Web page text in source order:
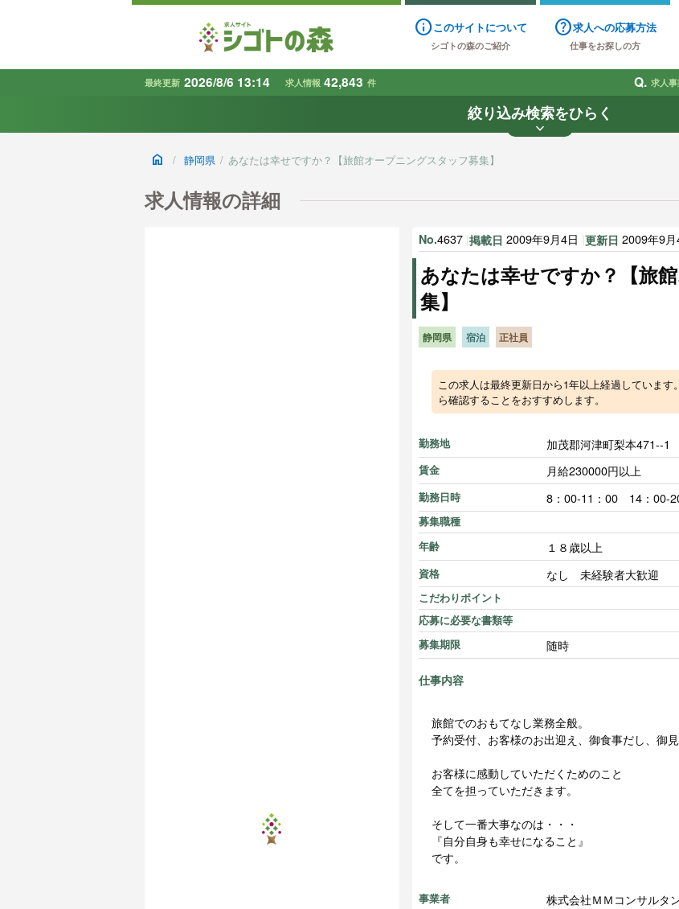
infoこのサイトについて
シゴトの森のご紹介
help求人への応募方法
仕事をお探しの方
最終更新 2026/8/6 13:14 求人情報 42,843 件 Q. 求人
絞り込み検索をひらく
keyboard_arrow_down
条件から探す
地域 業種 雇用形態
キーワードで探す
home / 静岡県 / あなたは幸せですか？【旅館オープニングスタッフ募集】
求人情報の詳細
No.4637 |掲載日 2009年9月4日 |更新日 2009年9月
あなたは幸せですか？【旅
集】
静岡県 宿泊 正社員
この求人は最終更新日から1年以上経過していま
ら確認することをおすすめします。
勤務地 加茂郡河津町梨本471--1
賃金 月給230000円以上
勤務日時 8：00-11：00 14：00-
募集職種
年齢
１８歳以上
資格 なし 未経験者大歓迎
こだわりポイント
応募に必要な書類等
募集期限
随時
仕事内容
旅館でのおもてなし業務全般。
予約受付、お客様のお出迎え、御食事だし、御
お客様に感動していただくためのこと
全てを担っていただきます。
そして一番大事なのは・・・
『自分自身も幸せになること』
です。
事業者 株式会社ＭＭコンサルタ